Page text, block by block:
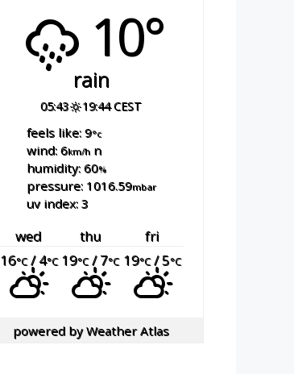
10°
rain
05:43 19:44 CEST
feels like: 9°c
wind: 6km/hn
humidity: 60%
pressure: 1016.59mbar
uv index: 3
wed thu
fri
16°C/ 4°C 19°C/ 7°C 19°C/ 5°C
powered byWeather Atlas